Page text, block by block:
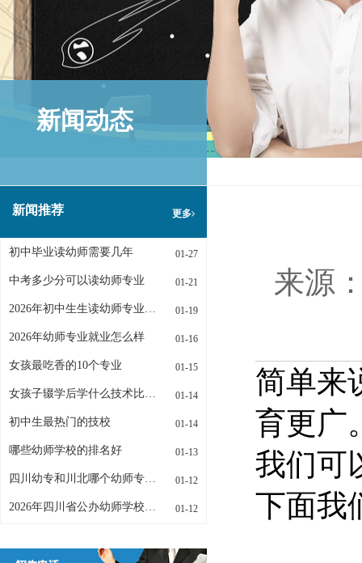
新闻动态
新闻推荐 更多
初中毕业读幼师需要几年 01-27
中考多少分可以读幼师专业 01-21
2026年初中生生读幼师专业招生条件是什么 01-19
2026年幼师专业就业怎么样 01-16
女孩最吃香的10个专业 01-15
女孩子辍学后学什么技术比较好 01-14
初中生最热门的技校 01-14
哪些幼师学校的排名好 01-13
四川幼专和川北哪个幼师专业更好 01-12
2026年四川省公办幼师学校有哪些 01-12
来源
简单来
育更广
我们可
下面我